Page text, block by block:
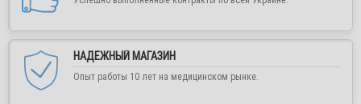
НАДЕЖНЫЙ МАГАЗИН
Опыт работы 10 лет на медицинском рынке.